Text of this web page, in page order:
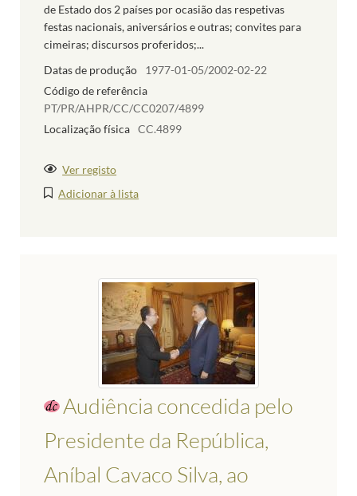
de Estado dos 2 países por ocasião das respetivas
festas nacionais, aniversários e outras; convites para
cimeiras; discursos proferidos;...
Datas de produção
1977-01-05/2002-02-22
Código de referência
PT/PR/AHPR/CC/CC0207/4899
Localização física CC.4899
Ver registo
Adicionar à lista
Audiência concedida pelo
Presidente da República,
Aníbal Cavaco Silva, ao